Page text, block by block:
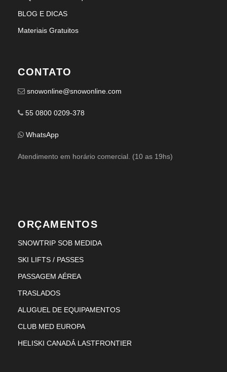
BLOG E DICAS
Materiais Gratuitos
CONTATO
snowonline@snowonline.com
55 0800 0209-378
WhatsApp
Atendimento em horário comercial. (10 as 19hs)
ORÇAMENTOS
SNOWTRIP SOB MEDIDA
SKI LIFTS / PASSES
PASSAGEM AÉREA
TRASLADOS
ALUGUEL DE EQUIPAMENTOS
CLUB MED EUROPA
HELISKI CANADÁ LASTFRONTIER